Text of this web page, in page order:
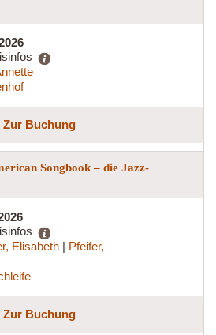
Zur Buchung
Songbook – die Jazz-
Elisabeth | Pfeifer,
Zur Buchung